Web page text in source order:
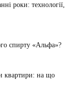
роки: технології,
спирту «Альфа»?
квартири: на що